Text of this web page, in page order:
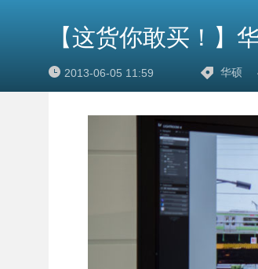
【这货你敢买！】
2013-06-05 11:59 华硕